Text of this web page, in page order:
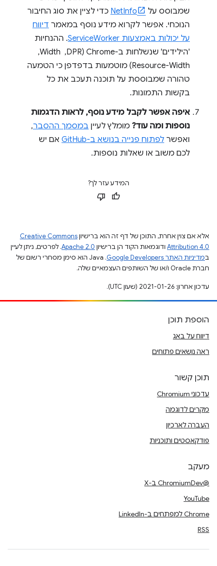
שמבוסס על
NetInfo כדי לציין את סוג החיבור
הנוכחי. אפשר לקרוא מידע נוסף במאמר דיווח
על יכולות באמצעות ServiceWorker
. ההנחיות
'הילידים' שנשלחות ב-Chrome (DPR, ‏ Width, ‏
Resource-Width) מוטמעות בדפדפן כי הטמעה
טהורה שמבוססת על תוכנה תעכב את כל
בקשות התמונות.
איפה אפשר לקבל מידע נוסף, לראות הדגמות
נוספות ומה עוד? מומלץ לעיין במסמך ההסבר,
ואפשר לפתוח פנייה בנושא ב-GitHub
אם יש
לכם משוב או שאלות נוספות.
המידע עזר לך?
אלא אם צוין אחרת, התוכן של דף זה הוא ברישיוןCreative Commons
Attribution 4.0 ודוגמאות הקוד הן ברישיון Apache 2.0. לפרטים, ניתן לעיין
במדיניות האתר Google Developers‏
.‏ Java הוא סימן מסחרי רשום של
חברת Oracle ו/או של השותפים העצמאיים שלה.
עדכון אחרון: 2021-01-26 (שעון UTC).
הוספת תוכן
דיווח על באג
ראה נושאים פתוחים
תוכן קשור
עדכוני Chromium
מקרים לדוגמה
העברה לארכיון
פודקאסטים ותוכניות
מעקב
@ChromiumDev ב-X
YouTube
Chrome למפתחים ב-LinkedIn
RSS